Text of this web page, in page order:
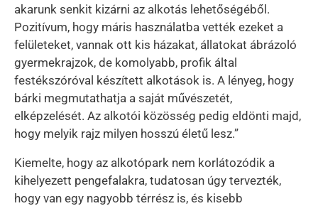
akarunk senkit kizárni az alkotás lehetőségéből.
Pozitívum, hogy máris használatba vették ezeket a
felületeket, vannak ott kis házakat, állatokat ábrázoló
gyermekrajzok, de komolyabb, profik által
festékszóróval készített alkotások is. A lényeg, hogy
bárki megmutathatja a saját művészetét,
elképzelését. Az alkotói közösség pedig eldönti majd,
hogy melyik rajz milyen hosszú életű lesz.”
Kiemelte, hogy az alkotópark nem korlátozódik a
kihelyezett pengefalakra, tudatosan úgy tervezték,
hogy van egy nagyobb térrész is, és kisebb